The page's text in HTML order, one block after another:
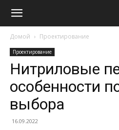
Домой Проектирование
Проектирование
Нитриловые
особенности
выбора
16.09.2022